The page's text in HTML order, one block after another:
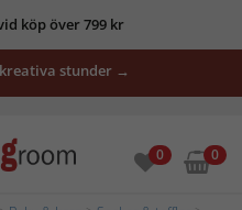
köp över 799 kr
stunder →
0 0